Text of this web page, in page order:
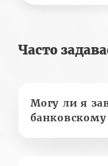
Часто
Могу ли я